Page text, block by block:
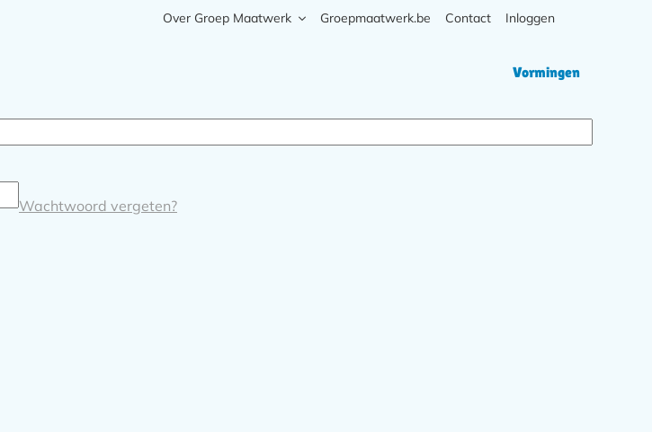
Vormingen
navigatie
Over Groep Maatwerk Groepmaatwerk.be Contact Inloggen
Wachtwoord vergeten?